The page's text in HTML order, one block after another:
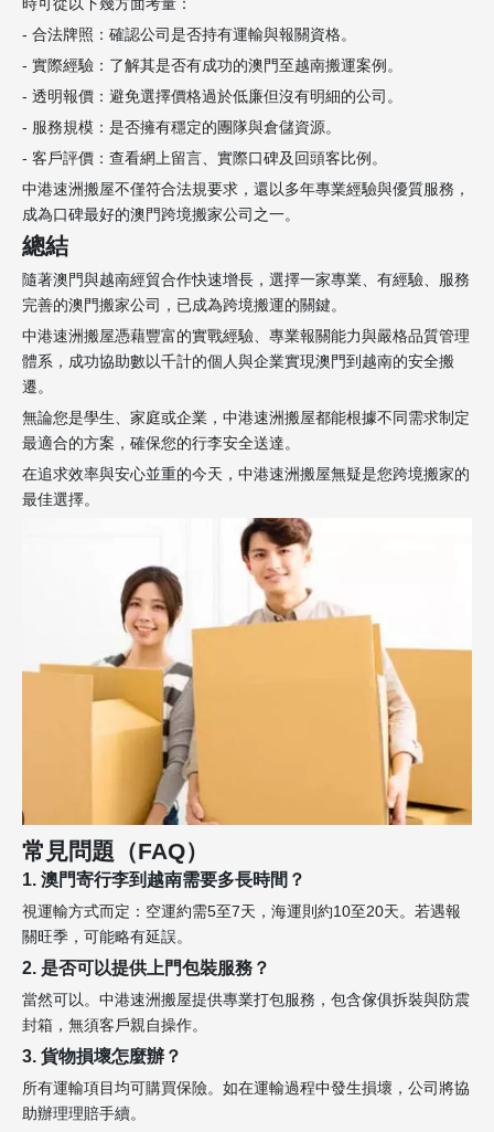
- 合法牌照：確認公司是否持有運輸與報關資格。
- 實際經驗：了解其是否有成功的澳門至越南搬運案例。
- 透明報價：避免選擇價格過於低廉但沒有明細的公司。
- 服務規模：是否擁有穩定的團隊與倉儲資源。
- 客戶評價：查看網上留言、實際口碑及回頭客比例。
中港速洲搬屋不僅符合法規要求，還以多年專業經驗與優質服務，
成為口碑最好的澳門跨境搬家公司之一。
總結
隨著澳門與越南經貿合作快速增長，選擇一家專業、有經驗、服務
完善的澳門搬家公司，已成為跨境搬運的關鍵。
中港速洲搬屋憑藉豐富的實戰經驗、專業報關能力與嚴格品質管理
體系，成功協助數以千計的個人與企業實現澳門到越南的安全搬
遷。
無論您是學生、家庭或企業，中港速洲搬屋都能根據不同需求制定
最適合的方案，確保您的行李安全送達。
在追求效率與安心並重的今天，中港速洲搬屋無疑是您跨境搬家的
最佳選擇。
常見問題（FAQ）
1. 澳門寄行李到越南需要多長時間？
視運輸方式而定：空運約需5至7天，海運則約10至20天。若遇報
關旺季，可能略有延誤。
2. 是否可以提供上門包裝服務？
當然可以。中港速洲搬屋提供專業打包服務，包含傢俱拆裝與防震
封箱，無須客戶親自操作。
3. 貨物損壞怎麼辦？
所有運輸項目均可購買保險。如在運輸過程中發生損壞，公司將協
助辦理理賠手續。